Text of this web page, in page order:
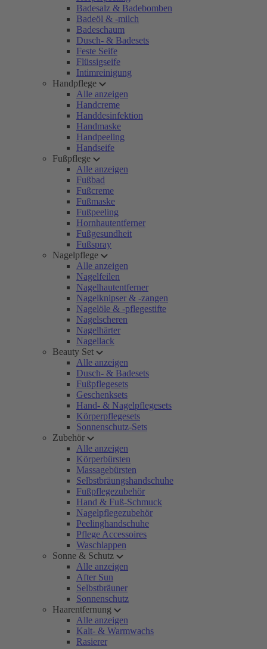
Badesalz & Badebomben
Badeöl & -milch
Badeschaum
Dusch- & Badesets
Feste Seife
Flüssigseife
Intimreinigung
Handpflege
Alle anzeigen
Handcreme
Handdesinfektion
Handmaske
Handpeeling
Handseife
Fußpflege
Alle anzeigen
Fußbad
Fußcreme
Fußmaske
Fußpeeling
Hornhautentferner
Fußgesundheit
Fußspray
Nagelpflege
Alle anzeigen
Nagelfeilen
Nagelhautentferner
Nagelknipser & -zangen
Nagelöle & -pflegestifte
Nagelscheren
Nagelhärter
Nagellack
Beauty Set
Alle anzeigen
Dusch- & Badesets
Fußpflegesets
Geschenksets
Hand- & Nagelpflegesets
Körperpflegesets
Sonnenschutz-Sets
Zubehör
Alle anzeigen
Körperbürsten
Massagebürsten
Selbstbräungshandschuhe
Fußpflegezubehör
Hand & Fuß-Schmuck
Nagelpflegezubehör
Peelinghandschuhe
Pflege Accessoires
Waschlappen
Sonne & Schutz
Alle anzeigen
After Sun
Selbstbräuner
Sonnenschutz
Haarentfernung
Alle anzeigen
Kalt- & Warmwachs
Rasierer